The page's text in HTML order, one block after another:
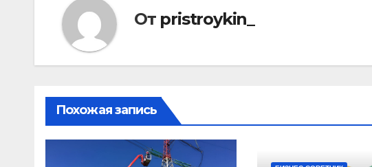
От pristroykin_
Похожая запись